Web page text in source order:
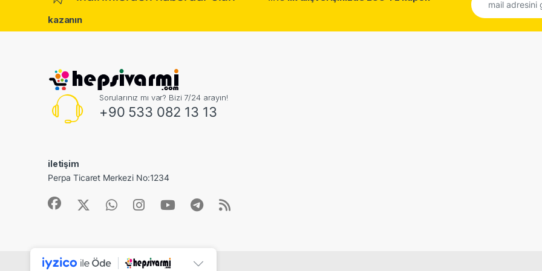
kazanın
Sorularınız mı var? Bizi 7/24 arayın!
+90 533 082 13 13
iletişim
Perpa Ticaret Merkezi No:1234
©Dijital ID Bilişiim- All Rights Reserved